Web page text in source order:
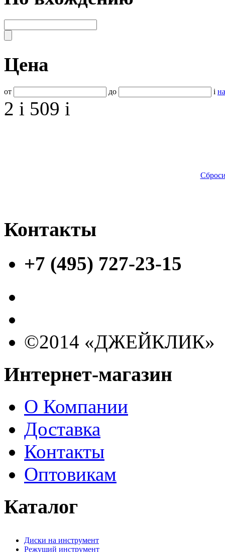
Цена
от до i
2 i 509 i
Контакты
+7 (495) 727-23-15
©2014 «ДЖЕЙКЛИК»
Интернет-магазин
О Компании
Доставка
Контакты
Оптовикам
Каталог
Диски на инструмент
Режущий инструмент